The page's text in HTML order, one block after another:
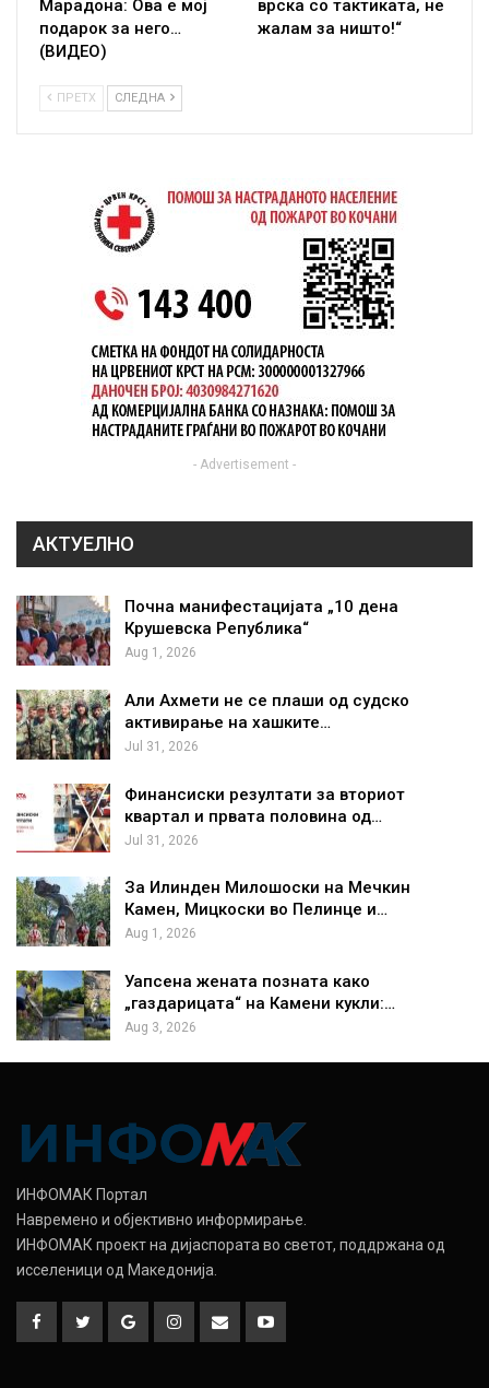
Марадона: Ова е мој
подарок за него…
(ВИДЕО)
врска со тактиката, не
жалам за ништо!“
ПРЕТХ СЛЕДНА
- Advertisement -
АКТУЕЛНО
Почна манифестацијата „10 дена
Крушевска Република“
Aug 1, 2026
Али Ахмети не се плаши од судско
активирање на хашките…
Jul 31, 2026
Финансиски резултати за вториот
квартал и првата половина од…
Jul 31, 2026
За Илинден Милошоски на Мечкин
Камен, Мицкоски во Пелинце и…
Aug 1, 2026
Уапсена жената позната како
„газдарицата“ на Камени кукли:…
Aug 3, 2026
ИНФОМАК Портал
Навремено и објективно информирање.
ИНФОМАК проект на дијаспората во светот, поддржана од
исселеници од Македонија.